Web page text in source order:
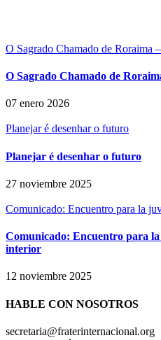
O Sagrado Chamado de Roraima
O Sagrado Chamado de
07 enero 2026
Planejar é desenhar o futuro
Planejar é desenhar o futuro
27 noviembre 2025
Comunicado: Encuentro para la
Comunicado: Encuentro para
interior
12 noviembre 2025
HABLE CON NOSOTROS
secretaria@fraterinternacional.org